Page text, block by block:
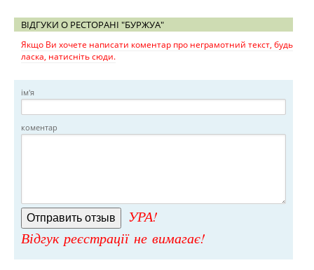
ВІДГУКИ О РЕСТОРАНІ "БУРЖУА"
Якщо Ви хочете написати коментар про неграмотний текст, будь
ласка, натисніть сюди.
ім'я
коментар
УРА!
Відгук реєстрації не вимагає!